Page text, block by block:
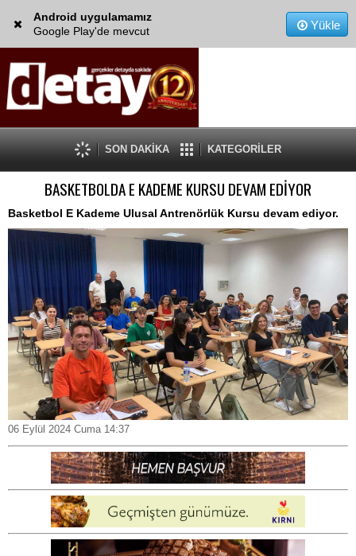
Android uygulamamız
Google Play'de mevcut
Yükle
SON DAKİKA KATEGORİLER
BASKETBOLDA E KADEME KURSU DEVAM EDİYOR
Basketbol E Kademe Ulusal Antrenörlük Kursu devam ediyor.
06 Eylül 2024 Cuma 14:37